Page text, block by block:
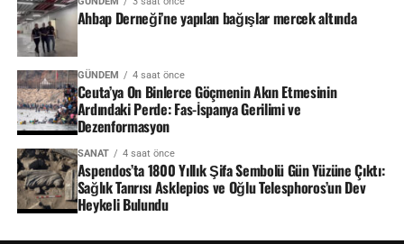
Ahbap Derneği’ne yapılan bağışlar mercek altında
GÜNDEM 4 saat önce
Ceuta’ya On Binlerce Göçmenin Akın Etmesinin
Ardındaki Perde: Fas-İspanya Gerilimi ve
Dezenformasyon
SANAT 4 saat önce
Aspendos’ta 1800 Yıllık Şifa Sembolü Gün Yüzüne Çıktı:
Sağlık Tanrısı Asklepios ve Oğlu Telesphoros’un Dev
Heykeli Bulundu